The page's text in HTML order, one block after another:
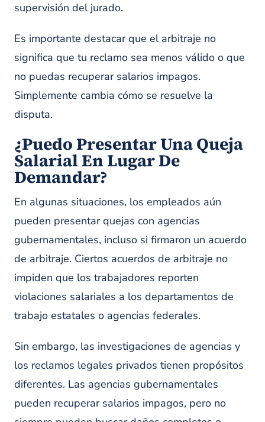
supervisión del jurado.
Es importante destacar que el arbitraje no
significa que tu reclamo sea menos válido o que
no puedas recuperar salarios impagos.
Simplemente cambia cómo se resuelve la
disputa.
¿Puedo Presentar Una Queja
Salarial En Lugar De
Demandar?
En algunas situaciones, los empleados aún
pueden presentar quejas con agencias
gubernamentales, incluso si firmaron un acuerdo
de arbitraje. Ciertos acuerdos de arbitraje no
impiden que los trabajadores reporten
violaciones salariales a los departamentos de
trabajo estatales o agencias federales.
Sin embargo, las investigaciones de agencias y
los reclamos legales privados tienen propósitos
diferentes. Las agencias gubernamentales
pueden recuperar salarios impagos, pero no